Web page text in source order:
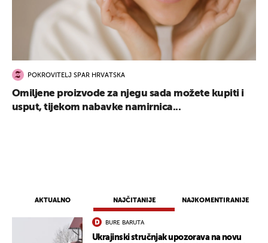
AKTUALNO NAJČITANIJE NAJKOMENTIRANIJE
BURE BARUTA
Ukrajinski stručnjak upozorava na novu
POKROVITELJ SPAR HRVATSKA
Omiljene proizvode za njegu sada možete kupiti i
usput, tijekom nabavke namirnica...